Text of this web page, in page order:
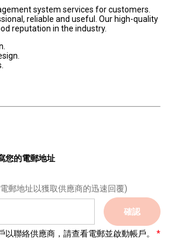
system services for customers.
reliable and useful. Our high-quality
reputation in the industry.
您的電郵地址
郵地址以獲取供應商的迅速回覆)
確認
聯絡供應商，請查看電郵並啟動帳戶。